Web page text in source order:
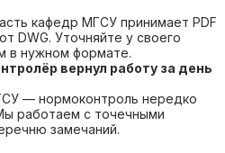
кафедр МГСУ принимает PDF
DWG. Уточняйте у своего
в нужном формате.
вернул работу за день
— нормоконтроль нередко
работаем с точечными
замечаний.